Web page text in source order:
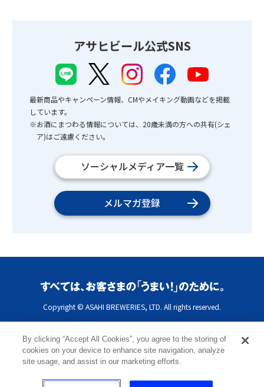
アサヒビール公式SNS
最新商品やキャンペーン情報、CMやメイキング動画などを掲載
しています。
※お酒にまつわる情報については、20歳未満の方への共有(シェ
ア)はご遠慮ください。
ソーシャルメディア一覧
メルマガ登録
Copyright © ASAHI BREWERIES, LTD. All rights reserved.
By clicking “Accept All Cookies”, you agree to the storing of
cookies on your device to enhance site navigation, analyze
site usage, and assist in our marketing efforts.